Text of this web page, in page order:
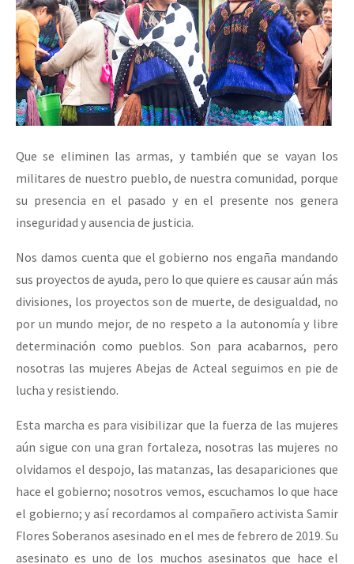
Que se eliminen las armas, y también que se vayan los
militares de nuestro pueblo, de nuestra comunidad, porque
su presencia en el pasado y en el presente nos genera
inseguridad y ausencia de justicia.
Nos damos cuenta que el gobierno nos engaña mandando
sus proyectos de ayuda, pero lo que quiere es causar aún más
divisiones, los proyectos son de muerte, de desigualdad, no
por un mundo mejor, de no respeto a la autonomía y libre
determinación como pueblos. Son para acabarnos, pero
nosotras las mujeres Abejas de Acteal seguimos en pie de
lucha y resistiendo.
Esta marcha es para visibilizar que la fuerza de las mujeres
aún sigue con una gran fortaleza, nosotras las mujeres no
olvidamos el despojo, las matanzas, las desapariciones que
hace el gobierno; nosotros vemos, escuchamos lo que hace
el gobierno; y así recordamos al compañero activista Samir
Flores Soberanos asesinado en el mes de febrero de 2019. Su
asesinato es uno de los muchos asesinatos que hace el